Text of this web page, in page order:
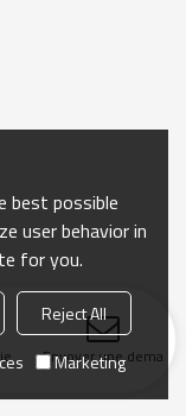
Envoyer une
best possible
user behavior in
for you.
Reject All
Marketing